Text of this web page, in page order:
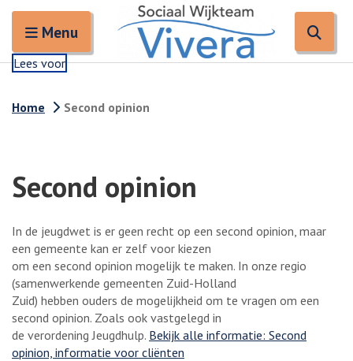
Open en sluit het
Menu
Lees voor
Home Second opinion
Second opinion
In de jeugdwet is er geen recht op een second opinion, maar
een gemeente kan er zelf voor kiezen
om een second opinion mogelijk te maken. In onze regio
(samenwerkende gemeenten Zuid-Holland
Zuid) hebben ouders de mogelijkheid om te vragen om een
second opinion. Zoals ook vastgelegd in
de verordening Jeugdhulp. Bekijk alle informatie: Second
opinion, informatie voor cliënten